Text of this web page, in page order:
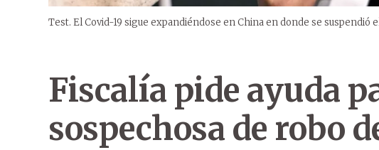
Test. El Covid-19 sigue expandiéndose en China en donde se suspendió
Fiscalía pide ayuda
sospechosa de robo